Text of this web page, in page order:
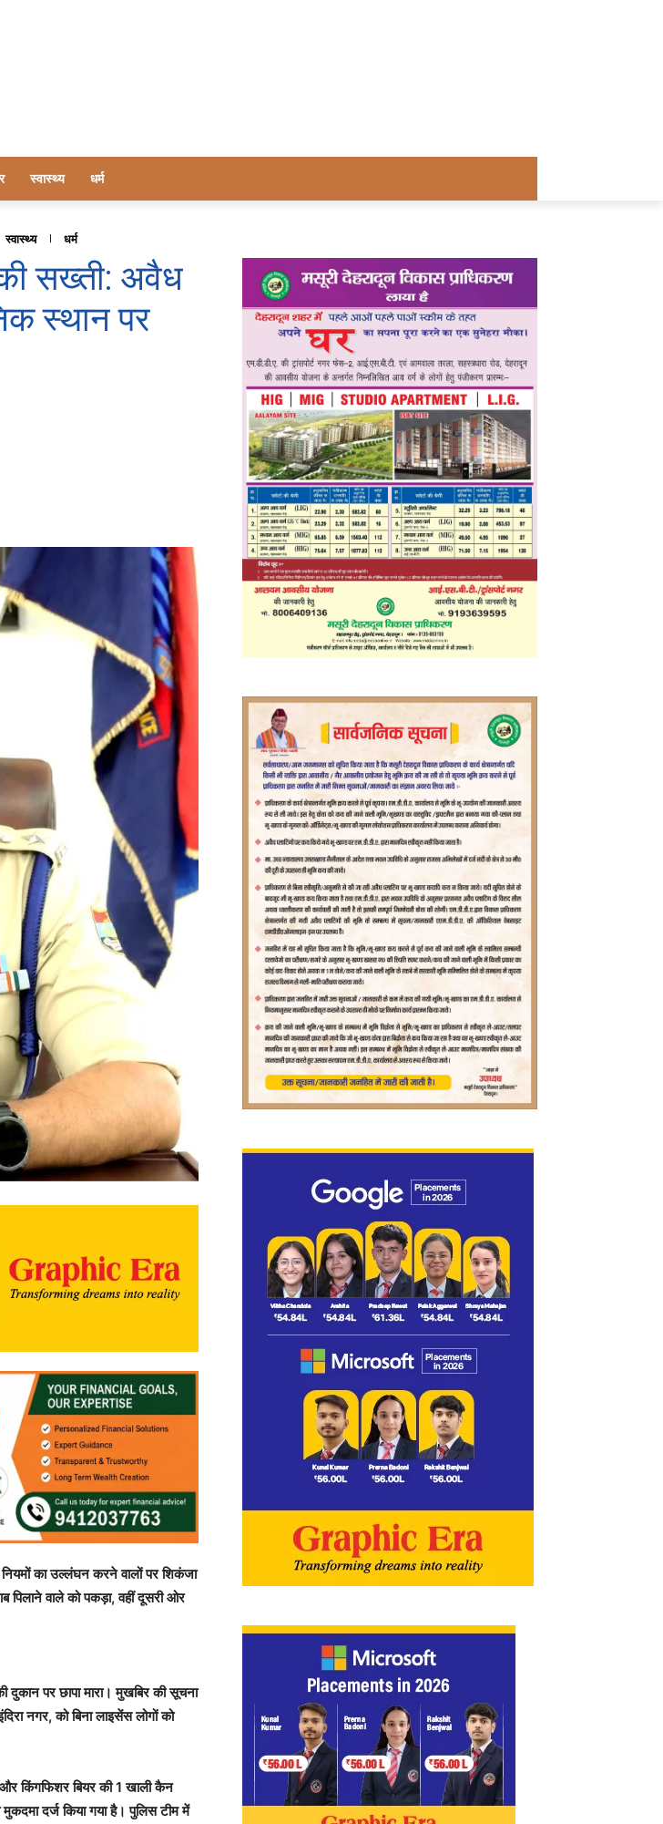
स्वास्थ्य धर्म
स्वास्थ्य धर्म
सख्ती: अवैध
स्थान पर
का उल्लंघन करने वालों पर शिकंजा
वाले को पकड़ा, वहीं दूसरी ओर
पर छापा मारा। मुखबिर की सूचना
नगर, को बिना लाइसेंस लोगों को
और किंगफिशर बियर की 1 खाली कैन
दर्ज किया गया है। पुलिस टीम में